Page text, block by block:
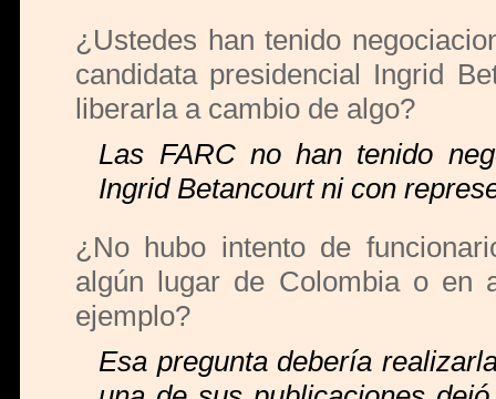
¿Ustedes han tenido
candidata presidencial Ingrid
liberarla a cambio de algo?
Las FARC no han tenido
Ingrid Betancourt ni con
¿No hubo intento de
algún lugar de Colombia o en
ejemplo?
Esa pregunta debería